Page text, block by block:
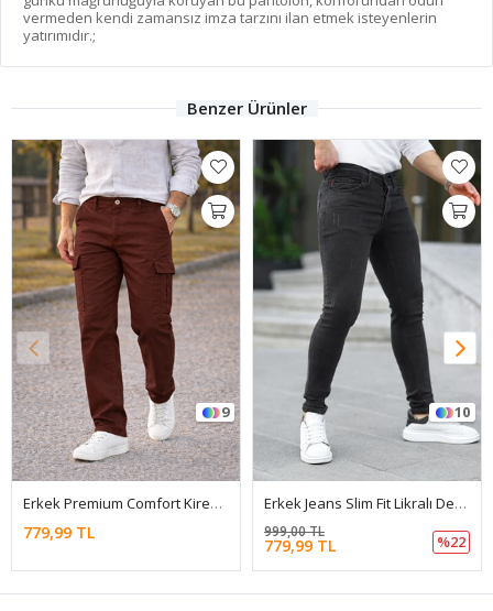
vermeden kendi zamansız imza tarzını ilan etmek isteyenlerin
yatırımıdır.;
Benzer Ürünler
9
Erkek Premium Comfort Kiremit Kargo Baggy Pantolon
779,99 TL
10
Erkek Jeans Slim Fit Likralı Denim Füme Kot Pantolon
779,99 TL
999,00 TL
%22